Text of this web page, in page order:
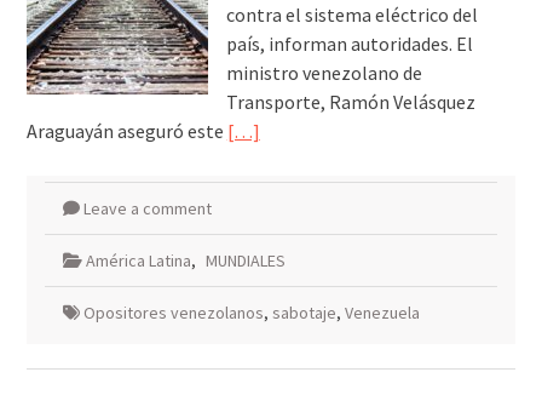
contra el sistema eléctrico del
país, informan autoridades. El
ministro venezolano de
Transporte, Ramón Velásquez
Araguayán aseguró este […]
Leave a comment
América Latina, MUNDIALES
Opositores venezolanos, sabotaje, Venezuela